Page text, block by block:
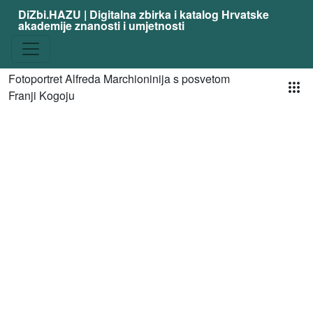
DiZbi.HAZU | Digitalna zbirka i katalog Hrvatske
akademije znanosti i umjetnosti
Fotoportret Alfreda Marchioninija s posvetom
Franji Kogoju